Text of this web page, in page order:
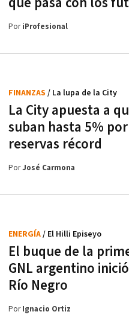
PoriProfesional
La City apuesta a
suban hasta 5%
reservas récord
FINANZAS / La lupa de la City
PorJosé Carmona
El buque de la
GNL argentino
Río Negro
ENERGÍA/ El Hilli Episeyo
PorIgnacio Ortiz